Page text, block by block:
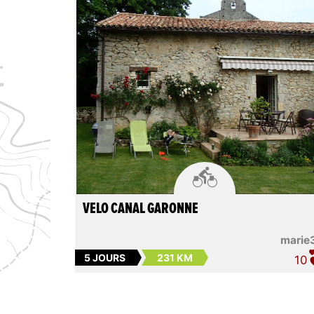

VELO CANAL GARONNE
5 JOURS 231 KM 10